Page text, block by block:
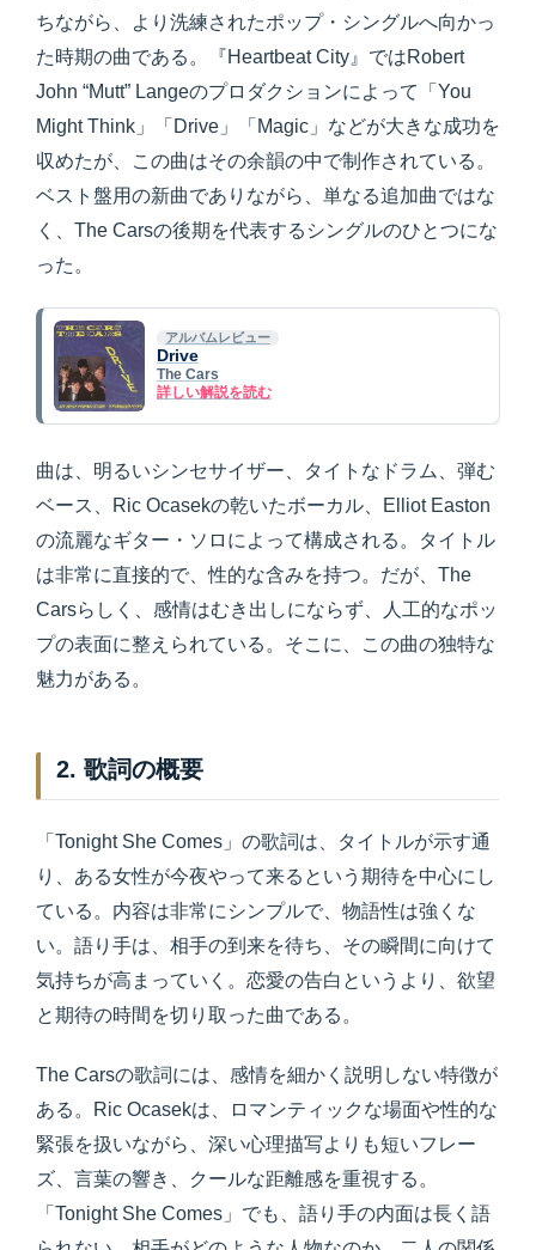
ちながら、より洗練されたポップ・シングルへ向かっ
た時期の曲である。『Heartbeat City』ではRobert
John “Mutt” Langeのプロダクションによって「You
Might Think」「Drive」「Magic」などが大きな成功を
収めたが、この曲はその余韻の中で制作されている。
ベスト盤用の新曲でありながら、単なる追加曲ではな
く、The Carsの後期を代表するシングルのひとつにな
った。
アルバムレビュー
Drive
The Cars
詳しい解説を読む
曲は、明るいシンセサイザー、タイトなドラム、弾む
ベース、Ric Ocasekの乾いたボーカル、Elliot Easton
の流麗なギター・ソロによって構成される。タイトル
は非常に直接的で、性的な含みを持つ。だが、The
Carsらしく、感情はむき出しにならず、人工的なポッ
プの表面に整えられている。そこに、この曲の独特な
魅力がある。
2. 歌詞の概要
「Tonight She Comes」の歌詞は、タイトルが示す通
り、ある女性が今夜やって来るという期待を中心にし
ている。内容は非常にシンプルで、物語性は強くな
い。語り手は、相手の到来を待ち、その瞬間に向けて
気持ちが高まっていく。恋愛の告白というより、欲望
と期待の時間を切り取った曲である。
The Carsの歌詞には、感情を細かく説明しない特徴が
ある。Ric Ocasekは、ロマンティックな場面や性的な
緊張を扱いながら、深い心理描写よりも短いフレー
ズ、言葉の響き、クールな距離感を重視する。
「Tonight She Comes」でも、語り手の内面は長く語